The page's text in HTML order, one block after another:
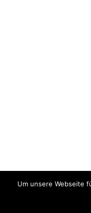
Um unsere Webseite